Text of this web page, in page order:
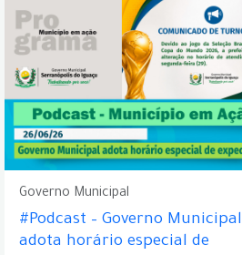
Governo Municipal
#Podcast – Governo Municipal
adota horário especial de